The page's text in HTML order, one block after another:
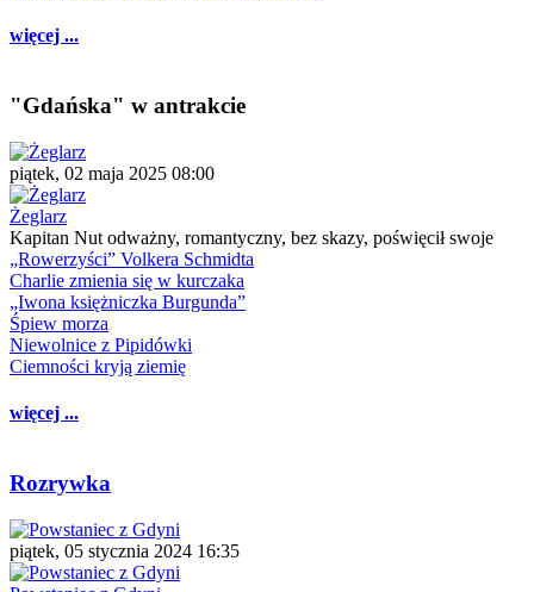
więcej ...
"Gdańska" w antrakcie
piątek, 02 maja 2025 08:00
Żeglarz
Kapitan Nut odważny, romantyczny, bez skazy, poświęcił swoje
„Rowerzyści” Volkera Schmidta
Charlie zmienia się w kurczaka
„Iwona księżniczka Burgunda”
Śpiew morza
Niewolnice z Pipidówki
Ciemności kryją ziemię
więcej ...
Rozrywka
piątek, 05 stycznia 2024 16:35